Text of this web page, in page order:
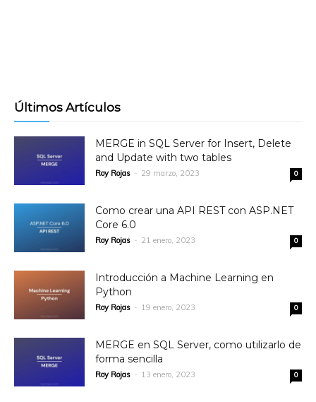
Últimos Artículos
MERGE in SQL Server for Insert, Delete
and Update with two tables
Roy Rojas - 29 marzo, 2023 0
Como crear una API REST con ASP.NET
Core 6.0
Roy Rojas - 21 enero, 2023 0
Introducción a Machine Learning en
Python
Roy Rojas - 19 enero, 2023 0
MERGE en SQL Server, como utilizarlo de
forma sencilla
Roy Rojas - 13 enero, 2023 0